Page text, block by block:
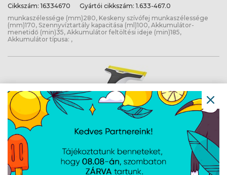
Cikkszám: 16334670 Gyártói cikkszám: 1.633-467.0
munkaszélessége (mm)280, Keskeny szívófej munkaszélessége
(mm)170, Szennyvíztartály kapacitása (ml)100, Akkumulátor-
menetidő (min)35, Akkumulátor feltöltési ideje (min)185,
Akkumulátor típusa: ,
KARCHER WV 6 Bath Edition *EU 1.633-
750.0